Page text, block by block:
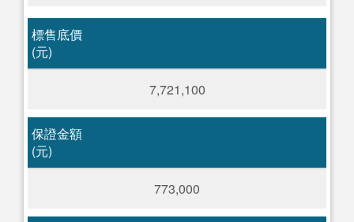
標售底價
(元)
7,721,100
保證金額
(元)
773,000